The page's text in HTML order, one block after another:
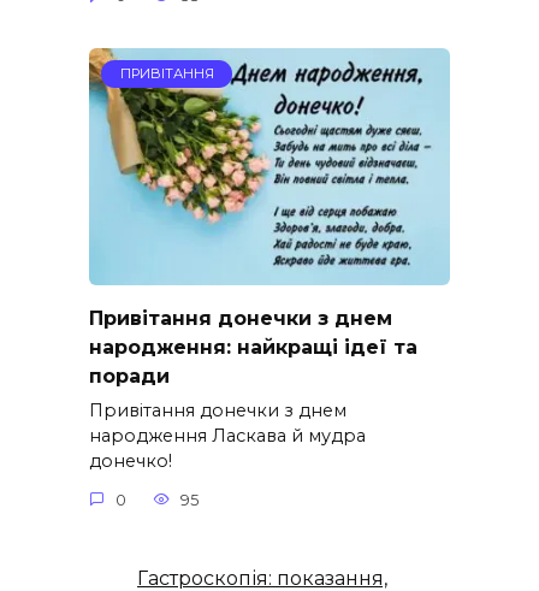
ПРИВІТАННЯ
Привітання донечки з днем
народження: найкращі ідеї та
поради
Привітання донечки з днем
народження Ласкава й мудра
донечко!
0 95
Гастроскопія: показання,